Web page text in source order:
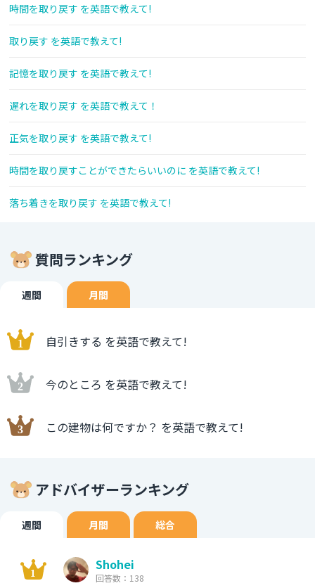
時間を取り戻す を英語で教えて!
取り戻す を英語で教えて!
記憶を取り戻す を英語で教えて!
遅れを取り戻す を英語で教えて！
正気を取り戻す を英語で教えて!
時間を取り戻すことができたらいいのに を英語で教えて!
落ち着きを取り戻す を英語で教えて!
質問ランキング
週間 月間
自引きする を英語で教えて!
今のところ を英語で教えて!
この建物は何ですか？ を英語で教えて!
アドバイザーランキング
週間 月間 総合
Shohei
回答数：138